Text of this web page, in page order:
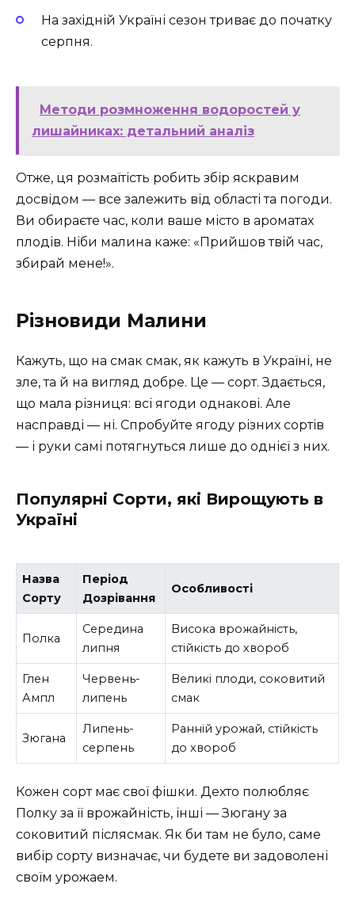
На західній Україні сезон триває до початку
серпня.
Методи розмноження водоростей у
лишайниках: детальний аналіз
Отже, ця розмаїтість робить збір яскравим
досвідом — все залежить від області та погоди.
Ви обираєте час, коли ваше місто в ароматах
плодів. Ніби малина каже: «Прийшов твій час,
збирай мене!».
Різновиди Малини
Кажуть, що на смак смак, як кажуть в Україні, не
зле, та й на вигляд добре. Це — сорт. Здається,
що мала різниця: всі ягоди однакові. Але
насправді — ні. Спробуйте ягоду різних сортів
— і руки самі потягнуться лише до однієї з них.
Популярні Сорти, які Вирощують в
Україні
Назва
Сорту
Період
Дозрівання
Особливості
Полка
Середина
липня
Висока врожайність,
стійкість до хвороб
Глен
Ампл
Червень-
липень
Великі плоди, соковитий
смак
Зюгана
Липень-
серпень
Ранній урожай, стійкість
до хвороб
Кожен сорт має свої фішки. Дехто полюбляє
Полку за її врожайність, інші — Зюгану за
соковитий післясмак. Як би там не було, саме
вибір сорту визначає, чи будете ви задоволені
своїм урожаем.